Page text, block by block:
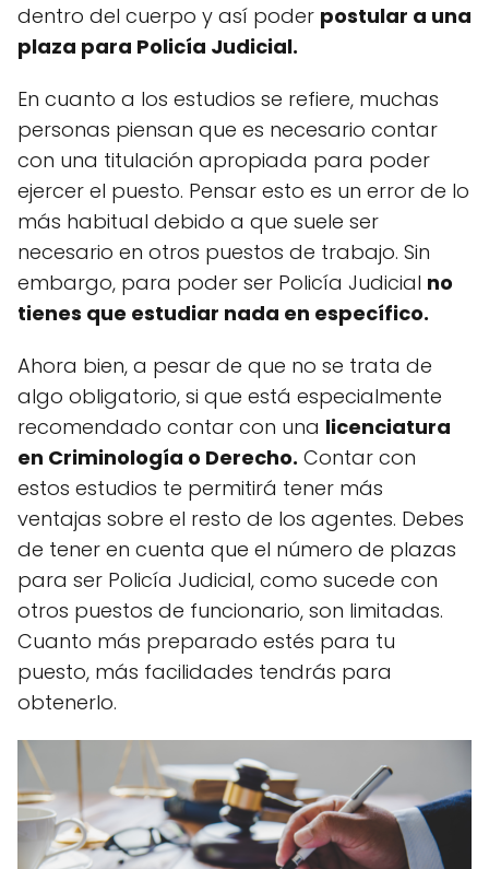
dentro del cuerpo y así poder postular a una
plaza para Policía Judicial.
En cuanto a los estudios se refiere, muchas
personas piensan que es necesario contar
con una titulación apropiada para poder
ejercer el puesto. Pensar esto es un error de lo
más habitual debido a que suele ser
necesario en otros puestos de trabajo. Sin
embargo, para poder ser Policía Judicial no
tienes que estudiar nada en específico.
Ahora bien, a pesar de que no se trata de
algo obligatorio, si que está especialmente
recomendado contar con una licenciatura
en Criminología o Derecho. Contar con
estos estudios te permitirá tener más
ventajas sobre el resto de los agentes. Debes
de tener en cuenta que el número de plazas
para ser Policía Judicial, como sucede con
otros puestos de funcionario, son limitadas.
Cuanto más preparado estés para tu
puesto, más facilidades tendrás para
obtenerlo.